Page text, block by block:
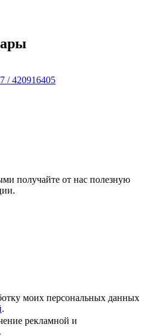
/ 420916405
получайте от нас полезную
моих персональных данных
.
рекламной и